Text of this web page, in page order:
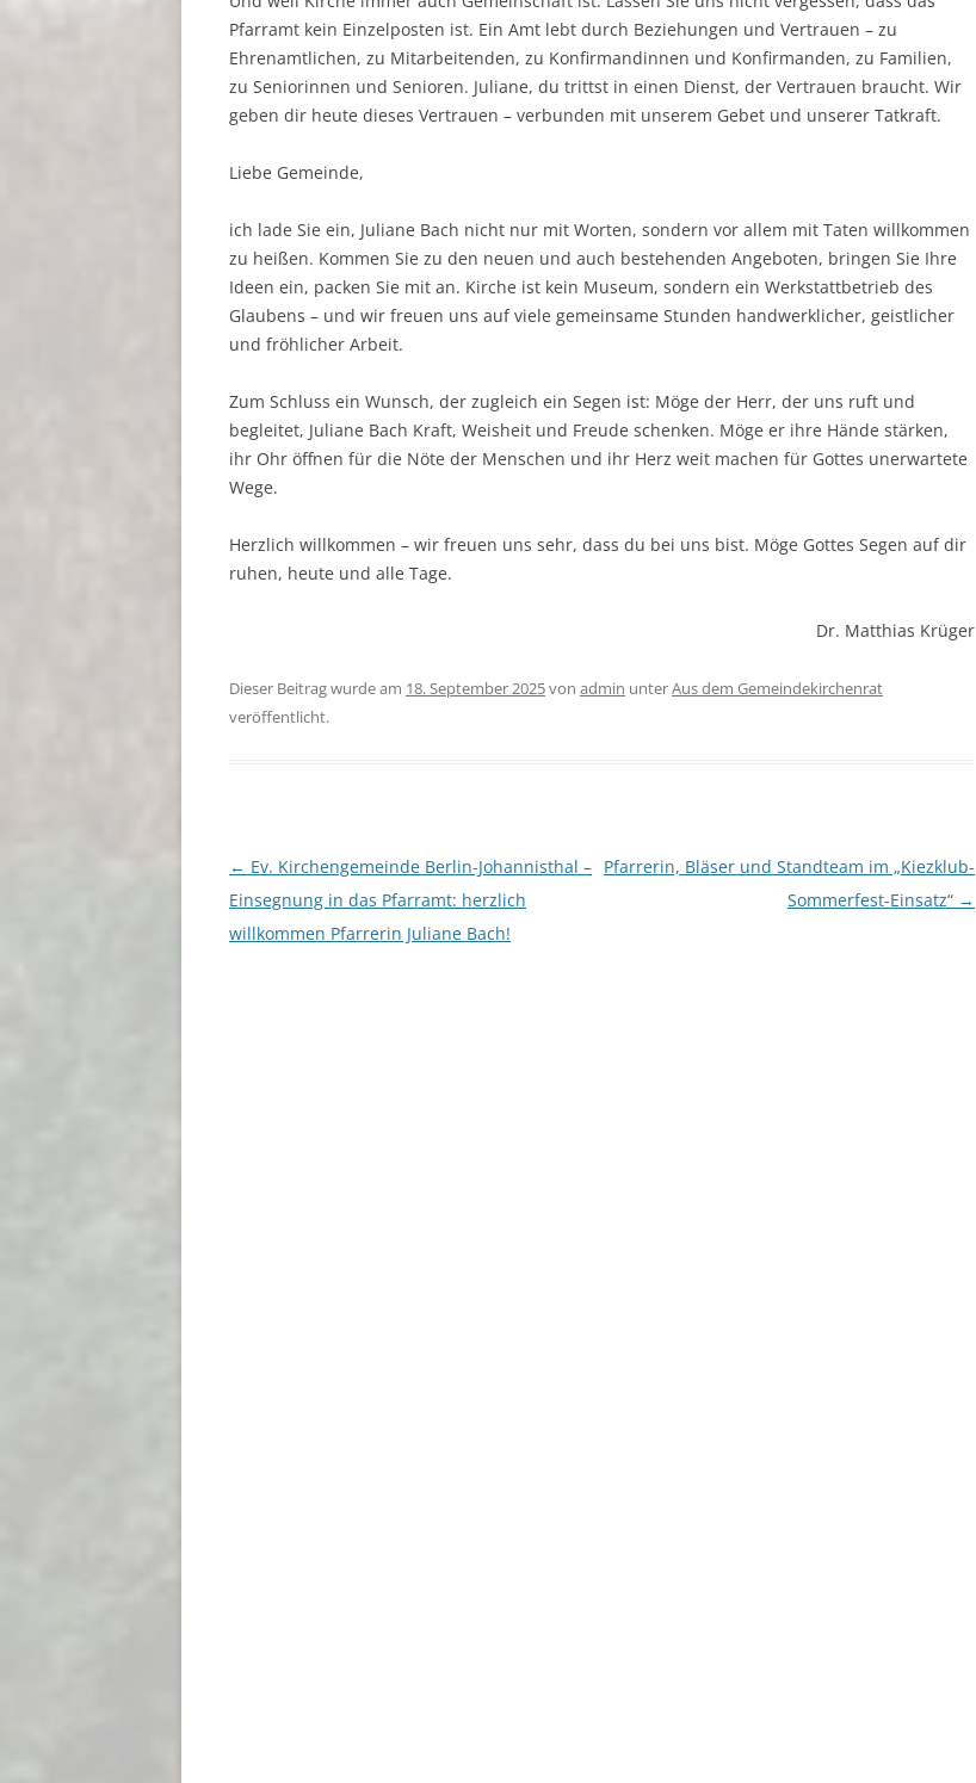
Pfarramt kein Einzelposten ist. Ein Amt lebt durch Beziehungen und Vertrauen – zu
Ehrenamtlichen, zu Mitarbeitenden, zu Konfirmandinnen und Konfirmanden, zu Familien,
zu Seniorinnen und Senioren. Juliane, du trittst in einen Dienst, der Vertrauen braucht. Wir
geben dir heute dieses Vertrauen – verbunden mit unserem Gebet und unserer Tatkraft.
Liebe Gemeinde,
ich lade Sie ein, Juliane Bach nicht nur mit Worten, sondern vor allem mit Taten willkommen
zu heißen. Kommen Sie zu den neuen und auch bestehenden Angeboten, bringen Sie Ihre
Ideen ein, packen Sie mit an. Kirche ist kein Museum, sondern ein Werkstattbetrieb des
Glaubens – und wir freuen uns auf viele gemeinsame Stunden handwerklicher, geistlicher
und fröhlicher Arbeit.
Zum Schluss ein Wunsch, der zugleich ein Segen ist: Möge der Herr, der uns ruft und
begleitet, Juliane Bach Kraft, Weisheit und Freude schenken. Möge er ihre Hände stärken,
ihr Ohr öffnen für die Nöte der Menschen und ihr Herz weit machen für Gottes unerwartete
Wege.
Herzlich willkommen – wir freuen uns sehr, dass du bei uns bist. Möge Gottes Segen auf dir
ruhen, heute und alle Tage.
Dr. Matthias Krüger
Dieser Beitrag wurde am 18. September 2025von admin unterAus dem Gemeindekirchenrat
veröffentlicht.
Beitragsnavigation
← Ev. Kirchengemeinde Berlin-Johannisthal –
Einsegnung in das Pfarramt: herzlich
willkommen Pfarrerin Juliane Bach!
Pfarrerin, Bläser und Standteam im „Kiezklub-
Sommerfest-Einsatz“ →